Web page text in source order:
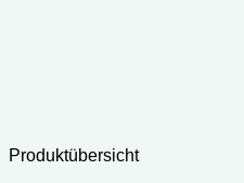
Produktübersicht